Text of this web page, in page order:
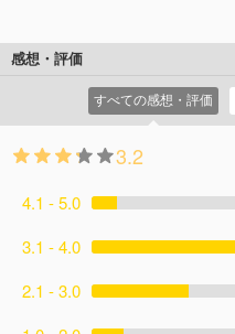
感想・評価
すべての感想・評価
3.2
4.1 - 5.0
3.1 - 4.0
2.1 - 3.0